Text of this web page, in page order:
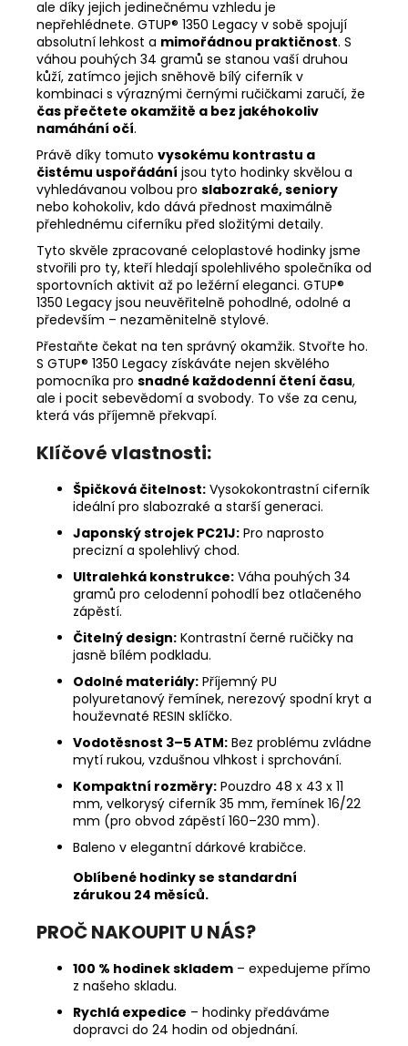
ale díky jejich jedinečnému vzhledu je
nepřehlédnete. GTUP® 1350 Legacy v sobě spojují
absolutní lehkost a mimořádnou praktičnost. S
váhou pouhých 34 gramů se stanou vaší druhou
kůží, zatímco jejich sněhově bílý ciferník v
kombinaci s výraznými černými ručičkami zaručí, že
čas přečtete okamžitě a bez jakéhokoliv
namáhání očí.
Právě díky tomuto vysokému kontrastu a
čistému uspořádání jsou tyto hodinky skvělou a
vyhledávanou volbou pro slabozraké, seniory
nebo kohokoliv, kdo dává přednost maximálně
přehlednému ciferníku před složitými detaily.
Tyto skvěle zpracované celoplastové hodinky jsme
stvořili pro ty, kteří hledají spolehlivého společníka od
sportovních aktivit až po ležérní eleganci. GTUP®
1350 Legacy jsou neuvěřitelně pohodlné, odolné a
především – nezaměnitelně stylové.
Přestaňte čekat na ten správný okamžik. Stvořte ho.
S GTUP® 1350 Legacy získáváte nejen skvělého
pomocníka pro snadné každodenní čtení času,
ale i pocit sebevědomí a svobody. To vše za cenu,
která vás příjemně překvapí.
Klíčové vlastnosti:
Špičková čitelnost: Vysokokontrastní ciferník
ideální pro slabozraké a starší generaci.
Japonský strojek PC21J: Pro naprosto
precizní a spolehlivý chod.
Ultralehká konstrukce: Váha pouhých 34
gramů pro celodenní pohodlí bez otlačeného
zápěstí.
Čitelný design: Kontrastní černé ručičky na
jasně bílém podkladu.
Odolné materiály: Příjemný PU
polyuretanový řemínek, nerezový spodní kryt a
houževnaté RESIN sklíčko.
Vodotěsnost 3–5 ATM: Bez problému zvládne
mytí rukou, vzdušnou vlhkost i sprchování.
Kompaktní rozměry: Pouzdro 48 x 43 x 11
mm, velkorysý ciferník 35 mm, řemínek 16/22
mm (pro obvod zápěstí 160–230 mm).
Baleno v elegantní dárkové krabičce.
Oblíbené hodinky se standardní
zárukou 24 měsíců.
PROČ NAKOUPIT U NÁS?
100 % hodinek skladem – expedujeme přímo
z našeho skladu.
Rychlá expedice – hodinky předáváme
dopravci do 24 hodin od objednání.